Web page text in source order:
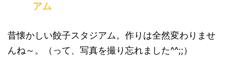
アム
昔懐かしい餃子スタジアム。作りは全然変わりませ
んね～。（って、写真を撮り忘れました^^;;）